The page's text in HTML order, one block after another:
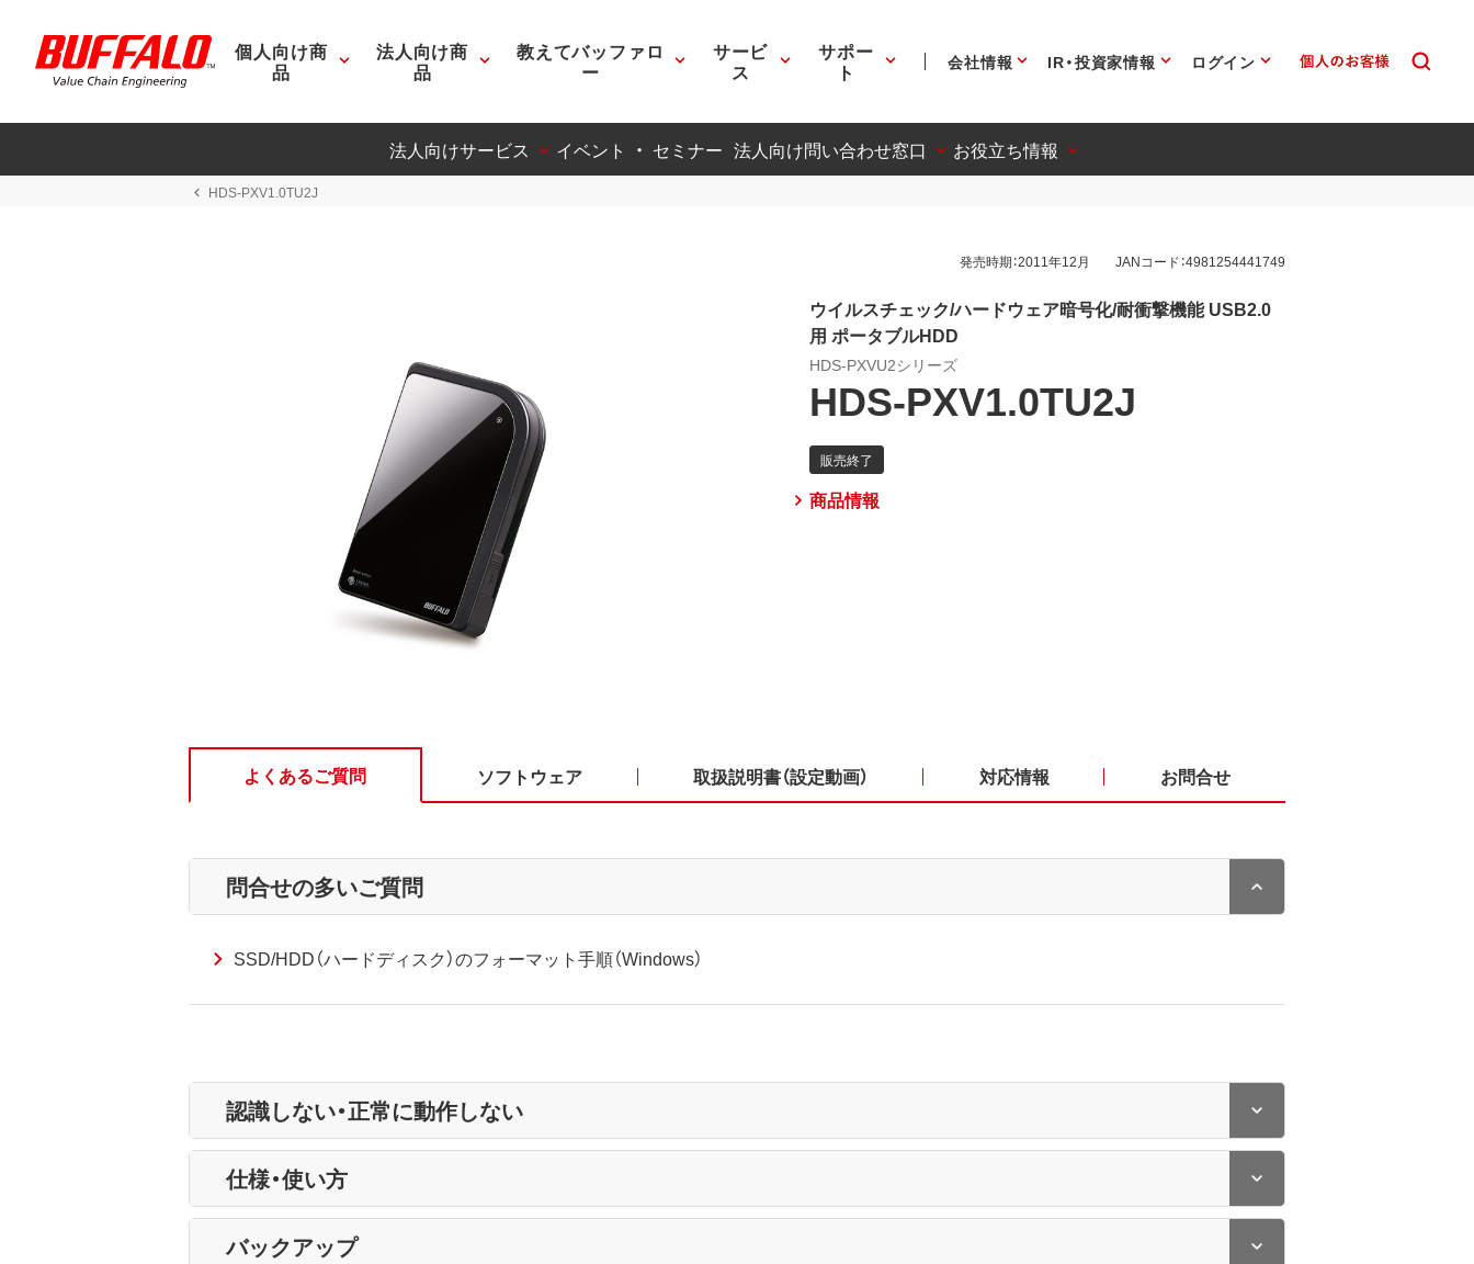
個人向け商
品
法人向け商
品
教えてバッファロ
ー
サービ
ス
サポー
ト 会社情報 IR・投資家情報 ログイン
法人向けサービス イベント ・ セミナー 法人向け問い合わせ窓口 お役立ち情報
HDS-PXV1.0TU2J
発売時期：2011年12月 JANコード：4981254441749
ウイルスチェック/ハードウェア暗号化/耐衝撃機能 USB2.0
用 ポータブルHDD
HDS-PXVU2シリーズ
HDS-PXV1.0TU2J
商品情報
よくあるご質問 ソフトウェア 取扱説明書（設定動画） 対応情報 お問合せ
問合せの多いご質問
SSD/HDD（ハードディスク）のフォーマット手順（Windows）
認識しない・正常に動作しない
仕様・使い方
バックアップ